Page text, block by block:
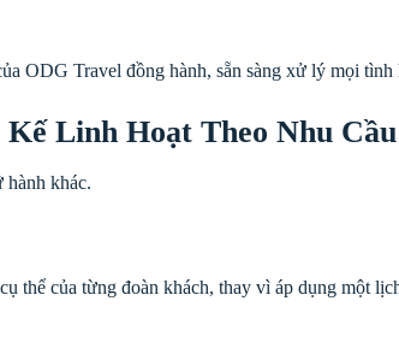
ODG Travel đồng hành, sẵn sàng xử lý mọi tình
Linh Hoạt Theo Nhu Cầu
hành khác.
thể của từng đoàn khách, thay vì áp dụng một